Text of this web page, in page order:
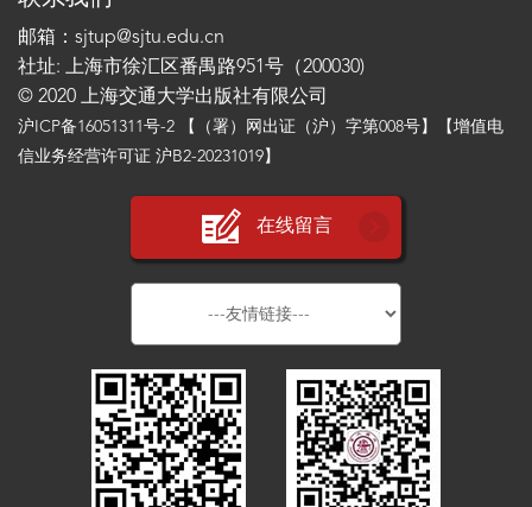
邮箱：sjtup@sjtu.edu.cn
社址: 上海市徐汇区番禺路951号（200030)
© 2020 上海交通大学出版社有限公司
沪ICP备16051311号-2 【（署）网出证（沪）字第008号】【增值电
信业务经营许可证 沪B2-20231019】
在线留言